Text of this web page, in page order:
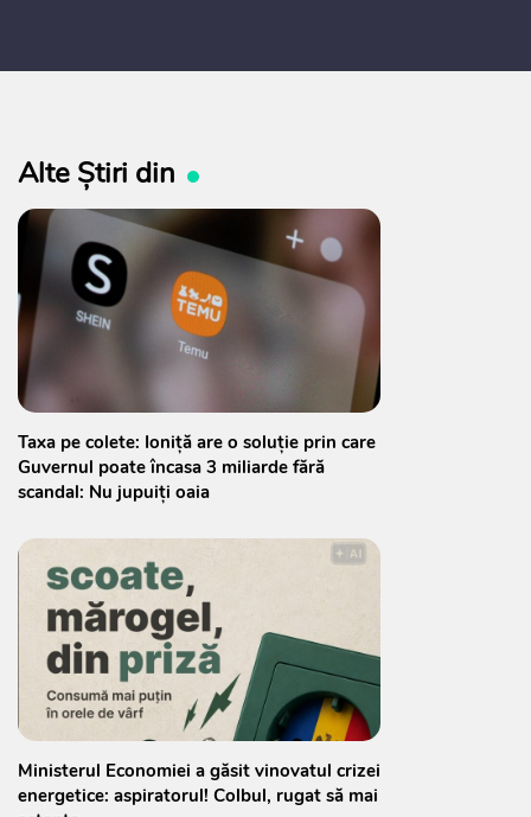
publice
Alte Știri din
Taxa pe colete: Ioniță are o soluție prin care
Guvernul poate încasa 3 miliarde fără
scandal: Nu jupuiți oaia
Ministerul Economiei a găsit vinovatul crizei
energetice: aspiratorul! Colbul, rugat să mai